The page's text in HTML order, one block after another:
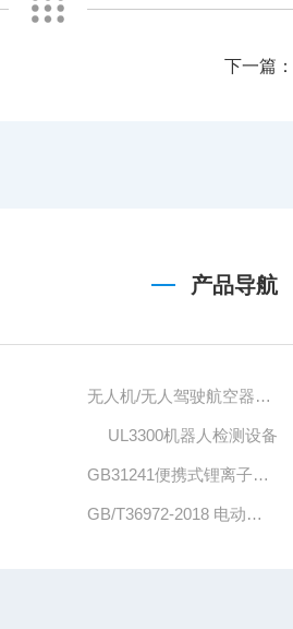
下一篇：
产品导航
无人机/无人驾驶航空器检测设备
UL3300机器人检测设备
GB31241便携式锂离子电池设备清单
GB/T36972-2018 电动自行车用锂离子蓄电池